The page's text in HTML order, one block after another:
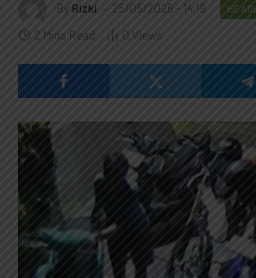
By Rizki 25/05/2026 - 14:19
2 Mins Read 0 Views